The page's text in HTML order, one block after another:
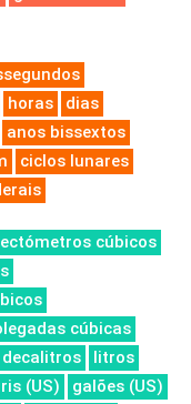
horas
dias
anos bissextos
ciclos lunares
cúbicos
cúbicas
decalitros
litros
(US)
galões (US)